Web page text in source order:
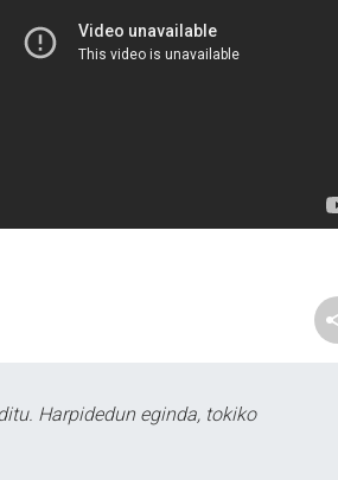
Harpidedun eginda, tokiko